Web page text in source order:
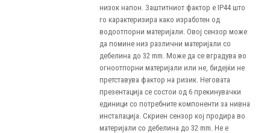
низок напон. Заштитниот фактор е IP44 што
го карактеризира како изработен од
водоотпорни материјали. Овој сензор може
да помине низ различни материјали со
дебелина до 32 mm. Може да се вградува во
огноотпорни материјали или не, бидејќи не
претставува фактор на ризик. Неговата
презентација се состои од 6 прекинувачки
единици со потребните компоненти за нивна
инсталација. Скриен сензор кој продира во
материјали со дебелина до 32 mm. Не е